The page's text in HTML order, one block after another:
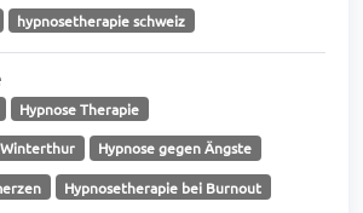
hypnosetherapie schweiz
Hypnose Therapie
Hypnose gegen Ängste
Hypnosetherapie bei Burnout